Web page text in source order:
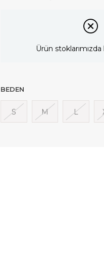
Ürün stoklarımızda
BEDEN
S M L